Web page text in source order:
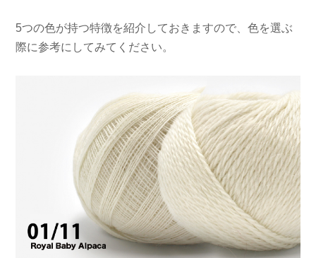
5つの色が持つ特徴を紹介しておきますので、色を選ぶ
際に参考にしてみてください。